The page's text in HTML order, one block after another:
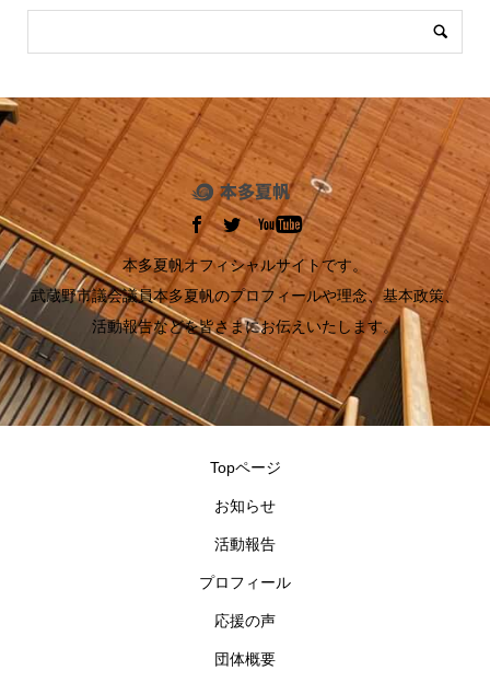
本多夏帆オフィシャルサイトです。
武蔵野市議会議員本多夏帆のプロフィールや理念、基本政策、
活動報告などを皆さまにお伝えいたします。
Topページ
お知らせ
活動報告
プロフィール
応援の声
団体概要